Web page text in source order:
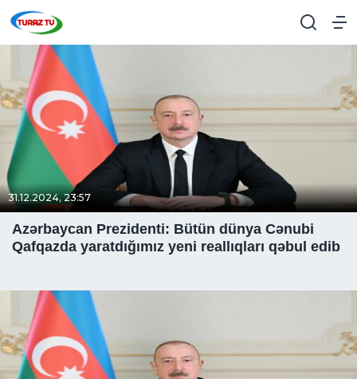
31.12.2024, 23:57
Azərbaycan Prezidenti: Bütün dünya Cənubi
Qafqazda yaratdığımız yeni reallıqları qəbul edib